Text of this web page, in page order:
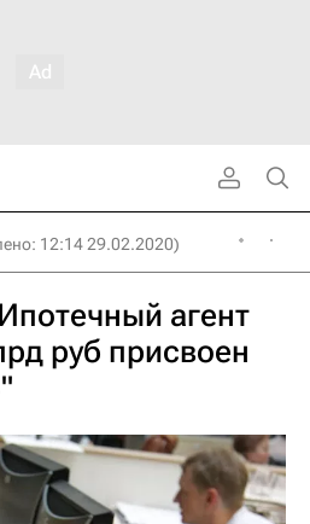
12:14 29.02.2020)
агент
руб присвоен